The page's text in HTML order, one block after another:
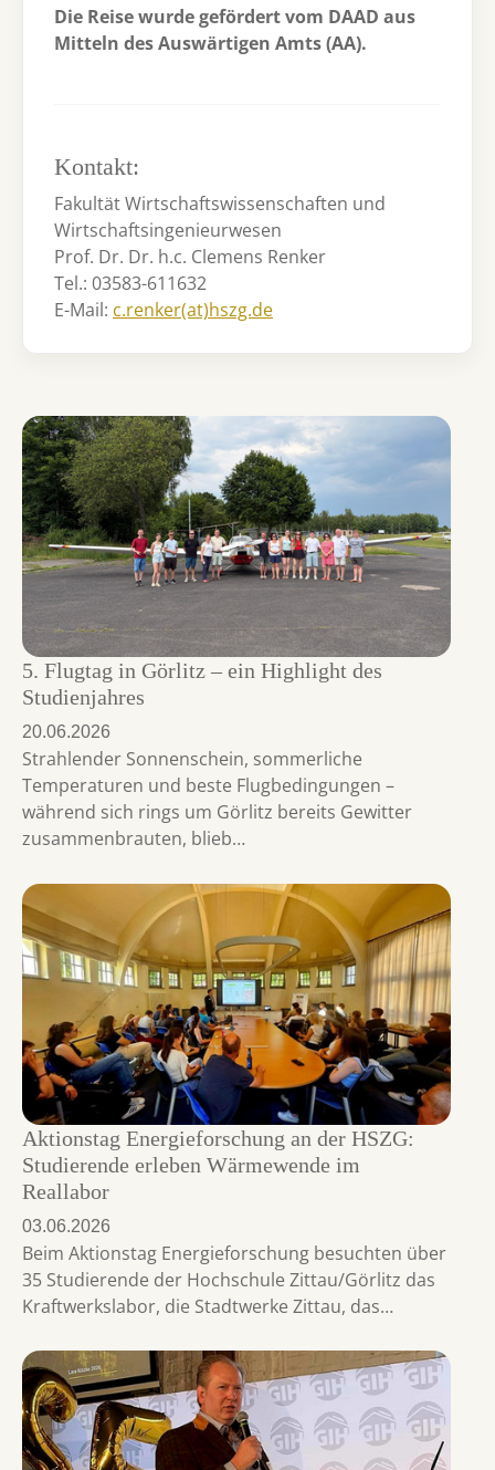
Die Reise wurde gefördert vom DAAD aus
Mitteln des Auswärtigen Amts (AA).
Kontakt:
Fakultät Wirtschaftswissenschaften und
Wirtschaftsingenieurwesen
Prof. Dr. Dr. h.c. Clemens Renker
Tel.: 03583-611632
E-Mail: c.renker(at)hszg.de
5. Flugtag in Görlitz – ein Highlight des
Studienjahres
20.06.2026
Strahlender Sonnenschein, sommerliche
Temperaturen und beste Flugbedingungen –
während sich rings um Görlitz bereits Gewitter
zusammenbrauten, blieb…
Aktionstag Energieforschung an der HSZG:
Studierende erleben Wärmewende im
Reallabor
03.06.2026
Beim Aktionstag Energieforschung besuchten über
35 Studierende der Hochschule Zittau/Görlitz das
Kraftwerkslabor, die Stadtwerke Zittau, das…